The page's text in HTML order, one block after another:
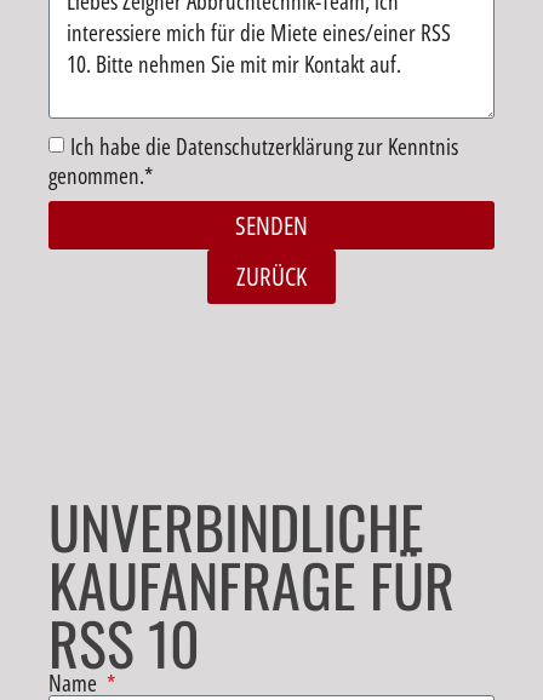
Ich habe die Datenschutzerklärung zur Kenntnis
genommen.*
SENDEN
ZURÜCK
UNVERBINDLICHE
KAUFANFRAGE FÜR
RSS 10
Name